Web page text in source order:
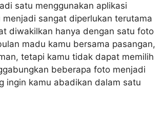
satu menggunakan aplikasi
sangat diperlukan terutama
diwakilkan hanya dengan satu foto
madu kamu bersama pasangan,
tetapi kamu tidak dapat memilih
beberapa foto menjadi
ingin kamu abadikan dalam satu